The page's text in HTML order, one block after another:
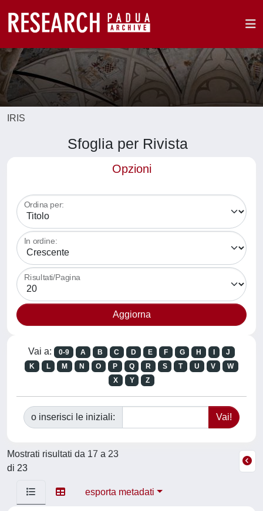
IRIS
Sfoglia per Rivista
Opzioni
Ordina per:
In ordine:
Risultati/Pagina
Vai a: 0-9 A B C D E F G H
J
K
L M N O P Q R S T U V
W
X
Y Z
o inserisci le iniziali:
Mostrati risultati da 17 a 23
di 23
esporta metadati